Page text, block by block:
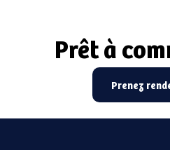
Prêt à
Prêt à
Prenez